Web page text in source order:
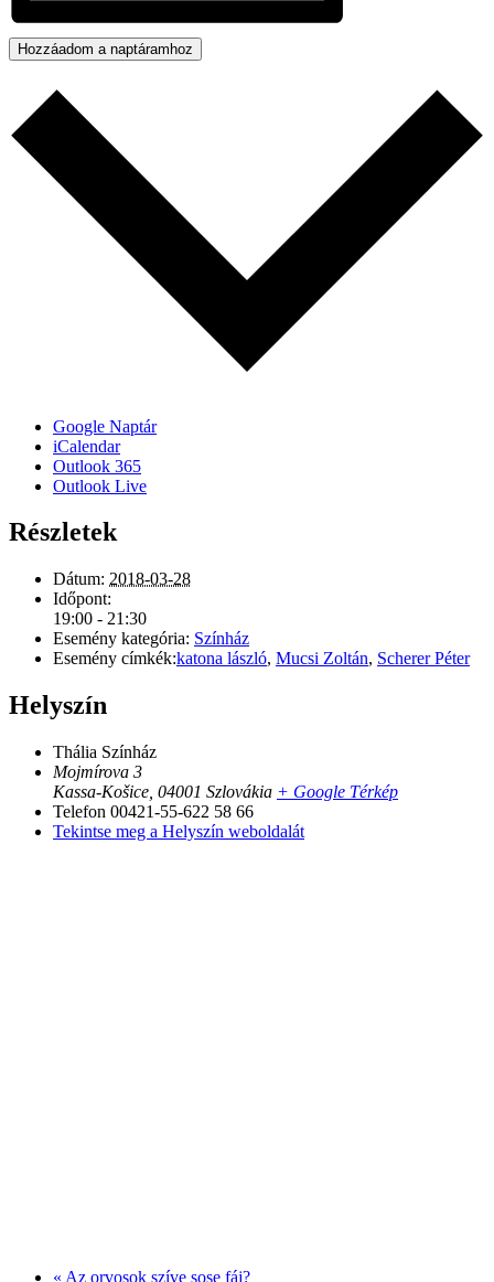
Hozzáadom a naptáramhoz
Google Naptár
iCalendar
Outlook 365
Outlook Live
Részletek
Dátum: 2018-03-28
Időpont:
19:00 - 21:30
Esemény kategória: Színház
Esemény címkék:katona lászló, Mucsi Zoltán, Scherer Péter
Helyszín
Thália Színház
Mojmírova 3
Kassa-Košice 04001 Szlovákia + Google Térkép
Telefon 00421-55-622 58 66
Tekintse meg a Helyszín weboldalát
« Az orvosok szíve sose fáj?